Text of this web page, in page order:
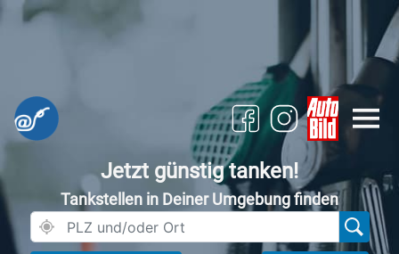
Jetzt günstig tanken!
Tankstellen in Deiner Umgebung finden